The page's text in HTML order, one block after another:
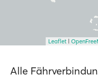
Leaflet
Alle